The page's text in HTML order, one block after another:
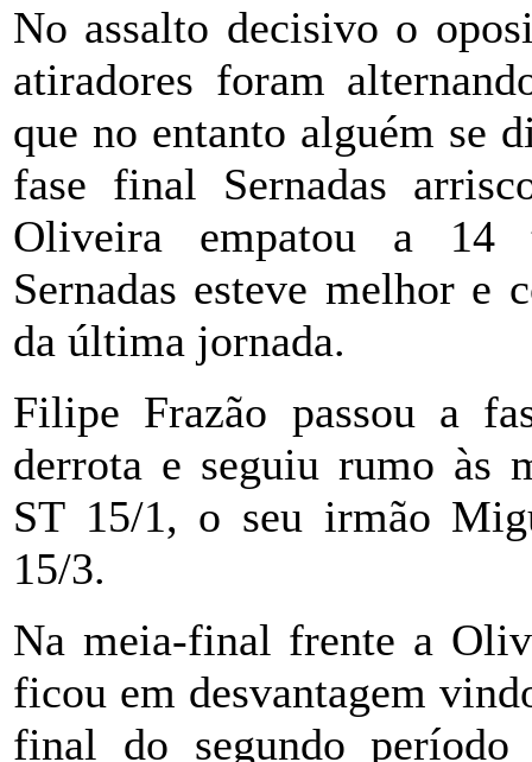
No assalto decisivo o
atiradores foram
que no entanto alguém se
fase final Sernadas
Oliveira empatou a 14
Sernadas esteve melhor
da última jornada.
Filipe Frazão passou a
derrota e seguiu rumo às
ST 15/1, o seu irmão
15/3.
Na meia-final frente a
ficou em desvantagem
final do segundo